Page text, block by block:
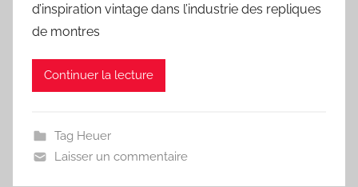
d’inspiration vintage dans l’industrie des repliques
de montres
Continuer la lecture
Tag Heuer
Laisser un commentaire